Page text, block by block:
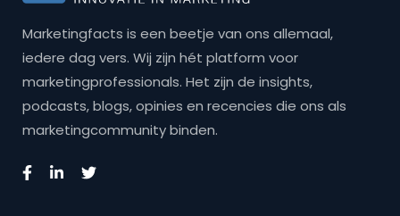
Marketingfacts is een beetje van ons allemaal,
iedere dag vers. Wij zijn hét platform voor
marketingprofessionals. Het zijn de insights,
podcasts, blogs, opinies en recencies die ons als
marketingcommunity binden.